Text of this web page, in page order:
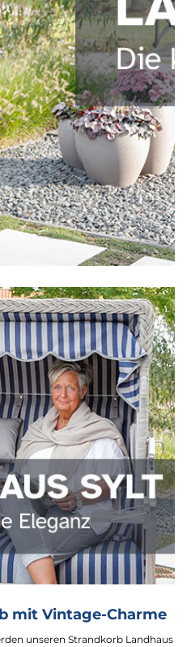
mit Vintage-Charme
unseren Strandkorb Landhaus